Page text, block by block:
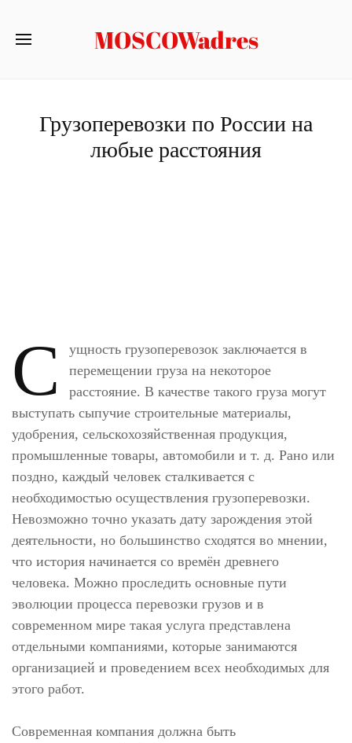
MOSCOWadres
Грузоперевозки по России на
любые расстояния
С
ущность грузоперевозок заключается в
перемещении груза на некоторое
расстояние. В качестве такого груза могут
выступать сыпучие строительные материалы,
удобрения, сельскохозяйственная продукция,
промышленные товары, автомобили и т. д. Рано или
поздно, каждый человек сталкивается с
необходимостью осуществления грузоперевозки.
Невозможно точно указать дату зарождения этой
деятельности, но большинство сходятся во мнении,
что история начинается со времён древнего
человека. Можно проследить основные пути
эволюции процесса перевозки грузов и в
современном мире такая услуга представлена
отдельными компаниями, которые занимаются
организацией и проведением всех необходимых для
этого работ.
Современная компания должна быть